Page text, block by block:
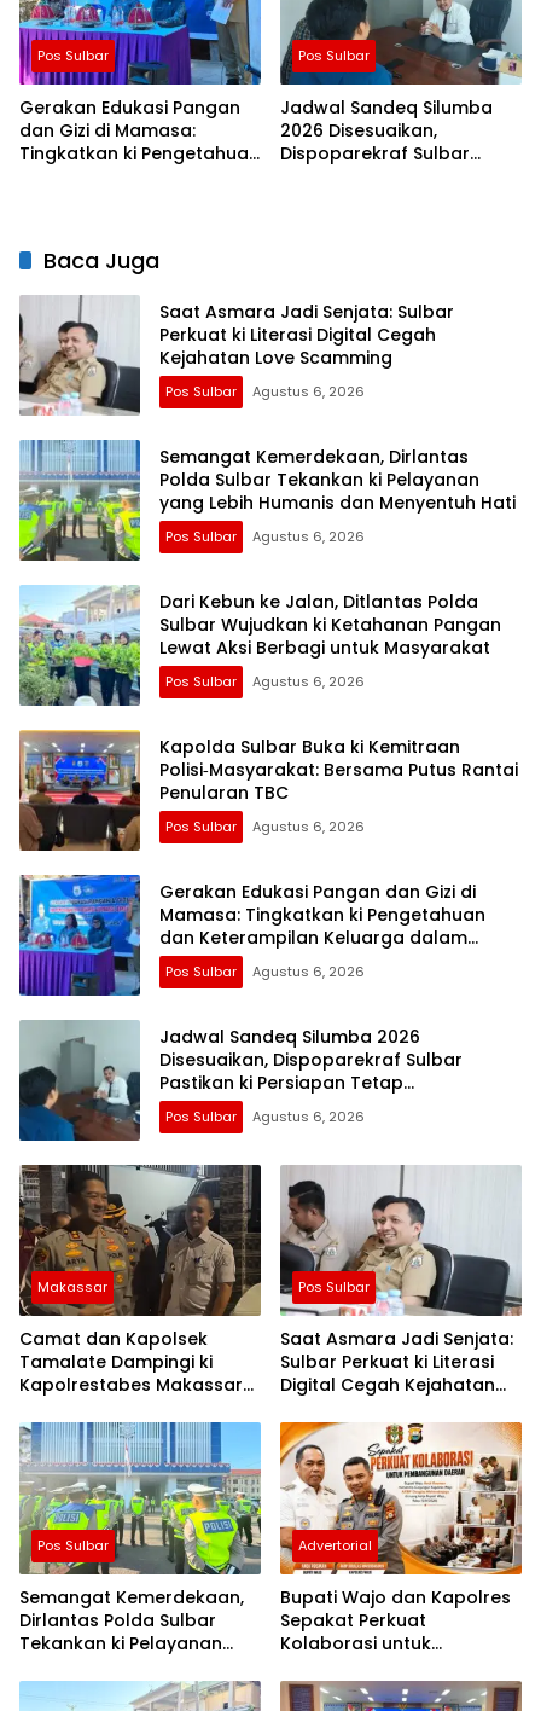
Pos Sulbar
Gerakan Edukasi Pangan
dan Gizi di Mamasa:
Tingkatkan ki Pengetahuan
Pos Sulbar
Jadwal Sandeq Silumba
2026 Disesuaikan,
Dispoparekraf Sulbar
Baca Juga
Saat Asmara Jadi Senjata: Sulbar
Perkuat ki Literasi Digital Cegah
Kejahatan Love Scamming
Pos Sulbar Agustus 6, 2026
Semangat Kemerdekaan, Dirlantas
Polda Sulbar Tekankan ki Pelayanan
yang Lebih Humanis dan Menyentuh Hati
Pos Sulbar Agustus 6, 2026
Dari Kebun ke Jalan, Ditlantas Polda
Sulbar Wujudkan ki Ketahanan Pangan
Lewat Aksi Berbagi untuk Masyarakat
Pos Sulbar Agustus 6, 2026
Kapolda Sulbar Buka ki Kemitraan
Polisi‑Masyarakat: Bersama Putus Rantai
Penularan TBC
Pos Sulbar Agustus 6, 2026
Gerakan Edukasi Pangan dan Gizi di
Mamasa: Tingkatkan ki Pengetahuan
dan Keterampilan Keluarga dalam
Pemenuhan Gizi
Pos Sulbar Agustus 6, 2026
Jadwal Sandeq Silumba 2026
Disesuaikan, Dispoparekraf Sulbar
Pastikan ki Persiapan Tetap
Dimatangkan
Pos Sulbar Agustus 6, 2026
Makassar
Camat dan Kapolsek
Tamalate Dampingi ki
Kapolrestabes Makassar
Sembako di Bontoduri
Pos Sulbar
Saat Asmara Jadi Senjata:
Sulbar Perkuat ki Literasi
Digital Cegah Kejahatan
Pos Sulbar
Semangat Kemerdekaan,
Dirlantas Polda Sulbar
Tekankan ki Pelayanan
Menyentuh Hati
Advertorial
Bupati Wajo dan Kapolres
Sepakat Perkuat
Kolaborasi untuk